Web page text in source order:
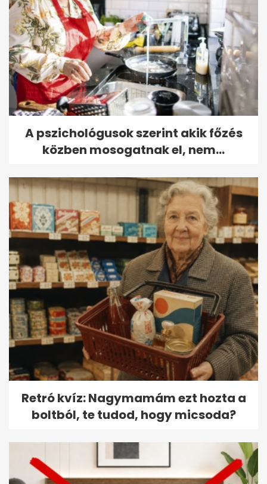
A pszichológusok szerint akik főzés
közben mosogatnak el, nem...
Retró kvíz: Nagymamám ezt hozta a
boltból, te tudod, hogy micsoda?